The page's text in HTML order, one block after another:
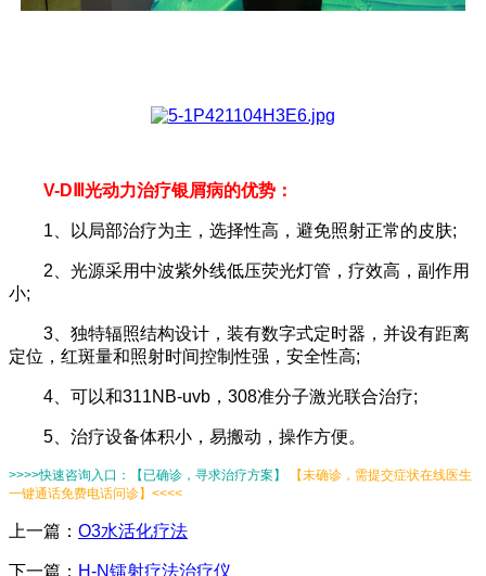
V-DⅢ光动力治疗银屑病的优势：
1、以局部治疗为主，选择性高，避免照射正常的皮肤;
2、光源采用中波紫外线低压荧光灯管，疗效高，副作用
小;
3、独特辐照结构设计，装有数字式定时器，并设有距离
定位，红斑量和照射时间控制性强，安全性高;
4、可以和311NB-uvb，308准分子激光联合治疗;
5、治疗设备体积小，易搬动，操作方便。
>>>>快速咨询入口：【已确诊，寻求治疗方案】
【未确诊，需提交症状在线医生
一键通话免费电话问诊】<<<<
上一篇： O3水活化疗法
下一篇： H-N镭射疗法治疗仪